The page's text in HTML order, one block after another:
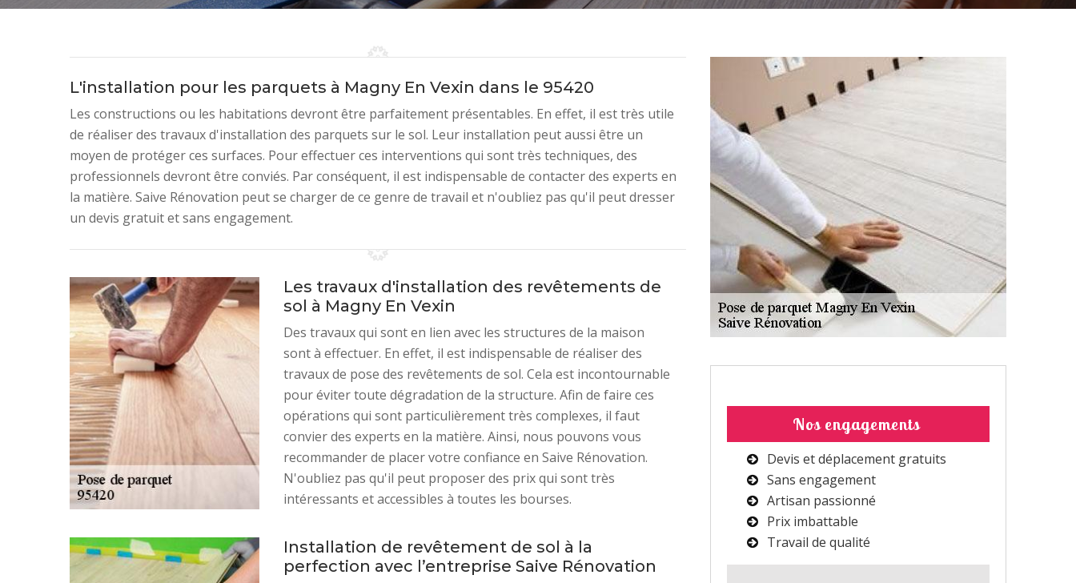
L'installation pour les parquets à Magny En Vexin dans le 95420
Les constructions ou les habitations devront être parfaitement présentables. En effet, il est très utile
de réaliser des travaux d'installation des parquets sur le sol. Leur installation peut aussi être un
moyen de protéger ces surfaces. Pour effectuer ces interventions qui sont très techniques, des
professionnels devront être conviés. Par conséquent, il est indispensable de contacter des experts en
la matière. Saive Rénovation peut se charger de ce genre de travail et n'oubliez pas qu'il peut dresser
un devis gratuit et sans engagement.
Les travaux d'installation des revêtements de
sol à Magny En Vexin
Des travaux qui sont en lien avec les structures de la maison
sont à effectuer. En effet, il est indispensable de réaliser des
travaux de pose des revêtements de sol. Cela est incontournable
pour éviter toute dégradation de la structure. Afin de faire ces
opérations qui sont particulièrement très complexes, il faut
convier des experts en la matière. Ainsi, nous pouvons vous
recommander de placer votre confiance en Saive Rénovation.
N'oubliez pas qu'il peut proposer des prix qui sont très
intéressants et accessibles à toutes les bourses.
Installation de revêtement de sol à la
perfection avec l’entreprise Saive Rénovation
Nos engagements
Devis et déplacement gratuits
Sans engagement
Artisan passionné
Prix imbattable
Travail de qualité